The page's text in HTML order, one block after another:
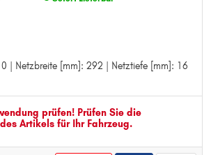
| Netzbreite [mm]: 292 | Netztiefe [mm]: 16
prüfen! Prüfen Sie die
Artikels für Ihr Fahrzeug.